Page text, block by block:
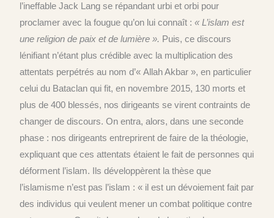
l’ineffable Jack Lang se répandant urbi et orbi pour
proclamer avec la fougue qu’on lui connaît :« L’islam est
une religion de paix et de lumière ». Puis, ce discours
lénifiant n’étant plus crédible avec la multiplication des
attentats perpétrés au nom d’« Allah Akbar », en particulier
celui du Bataclan qui fit, en novembre 2015, 130 morts et
plus de 400 blessés, nos dirigeants se virent contraints de
changer de discours. On entra, alors, dans une seconde
phase : nos dirigeants entreprirent de faire de la théologie,
expliquant que ces attentats étaient le fait de personnes qui
déforment l’islam. Ils développèrent la thèse que
l’islamisme n’est pas l’islam : « il est un dévoiement fait par
des individus qui veulent mener un combat politique contre